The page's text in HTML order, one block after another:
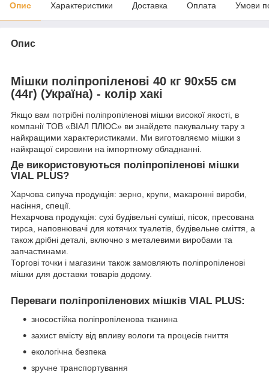
Опис Характеристики Доставка Оплата Умови
Опис
Мішки поліпропіленові 40 кг 90х55 см
(44г) (Україна) - колір хакі
Якщо вам потрібні поліпропіленові мішки високої якості, в
компанії ТОВ «ВІАЛ ПЛЮС» ви знайдете пакувальну тару з
найкращими характеристиками. Ми виготовляємо мішки з
найкращої сировини на імпортному обладнанні.
Де використовуються поліпропіленові мішки
VIAL PLUS?
Харчова сипуча продукція: зерно, крупи, макаронні вироби,
насіння, спеції.
Нехарчова продукція: сухі будівельні суміші, пісок, пресована
тирса, наповнювачі для котячих туалетів, будівельне сміття, а
також дрібні деталі, включно з металевими виробами та
запчастинами.
Торгові точки і магазини також замовляють поліпропіленові
мішки для доставки товарів додому.
Переваги поліпропіленових мішків VIAL PLUS:
зносостійка поліпропіленова тканина
захист вмісту від впливу вологи та процесів гниття
екологічна безпека
зручне транспортування